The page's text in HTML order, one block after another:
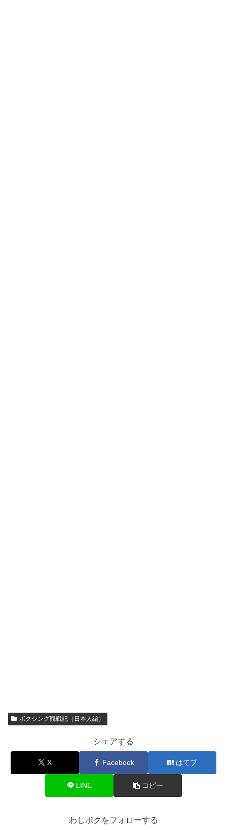
ボクシング観戦記（日本人編）
シェアする
X Facebook はてブ
LINE コピー
わしボクをフォローする